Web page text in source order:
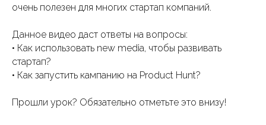
очень полезен для многих стартап компаний.
Данное видео даст ответы на вопросы:
• Как использовать new media, чтобы развивать
стартап?
• Как запустить кампанию на Product Hunt?
Прошли урок? Обязательно отметьте это внизу!